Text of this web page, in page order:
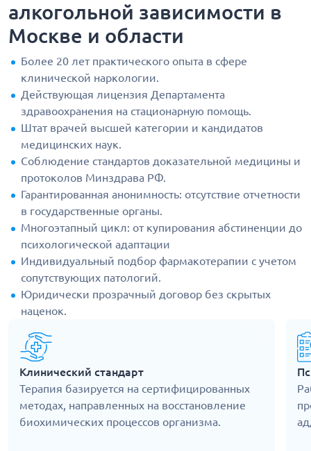
алкогольной зависимости в
Москве и области
Более 20 лет практического опыта в сфере
клинической наркологии.
Действующая лицензия Департамента
здравоохранения на стационарную помощь.
Штат врачей высшей категории и кандидатов
медицинских наук.
Соблюдение стандартов доказательной медицины и
протоколов Минздрава РФ.
Гарантированная анонимность: отсутствие отчетности
в государственные органы.
Многоэтапный цикл: от купирования абстиненции до
психологической адаптации
Индивидуальный подбор фармакотерапии с учетом
сопутствующих патологий.
Юридически прозрачный договор без скрытых
наценок.
Клинический стандарт
Терапия базируется на сертифицированных
методах, направленных на восстановление
биохимических процессов организма.